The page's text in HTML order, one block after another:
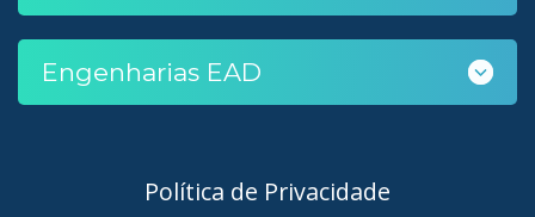
Engenharias EAD
Política de Privacidade